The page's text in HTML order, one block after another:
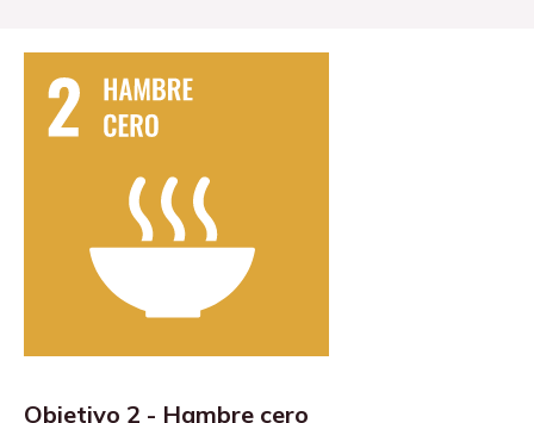
Objetivo 2 - Hambre cero